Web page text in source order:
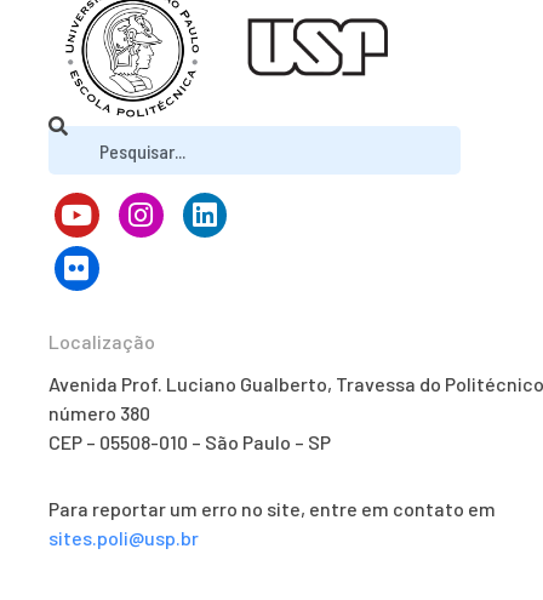
Localização
Avenida Prof. Luciano Gualberto, Travessa do
número 380
CEP – 05508-010 – São Paulo – SP
Para reportar um erro no site, entre em contato em
sites.poli@usp.br